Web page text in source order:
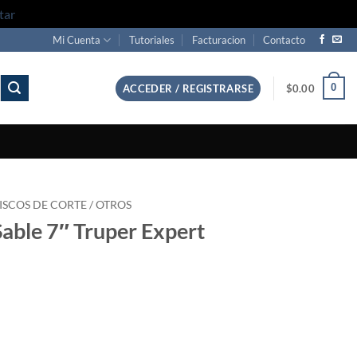
Mi Cuenta Tutoriales Facturacion Contacto
ACCEDER / REGISTRARSE $0.00 0
DE CORTE / OTROS
7″ Truper Expert